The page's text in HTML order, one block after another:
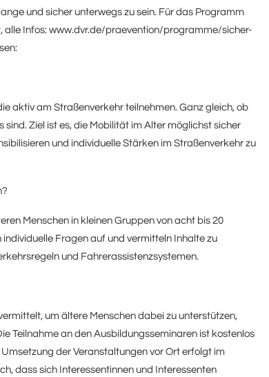
und sicher unterwegs zu sein. Für das Programm
Infos: www.dvr.de/praevention/programme/sicher-
aktiv am Straßenverkehr teilnehmen. Ganz gleich, ob
Ziel ist es, die Mobilität im Alter möglichst sicher
und individuelle Stärken im Straßenverkehr zu
Menschen in kleinen Gruppen von acht bis 20
Fragen auf und vermitteln Inhalte zu
und Fahrerassistenzsystemen.
um ältere Menschen dabei zu unterstützen,
Teilnahme an den Ausbildungsseminaren ist kostenlos
der Veranstaltungen vor Ort erfolgt im
dass sich Interessentinnen und Interessenten